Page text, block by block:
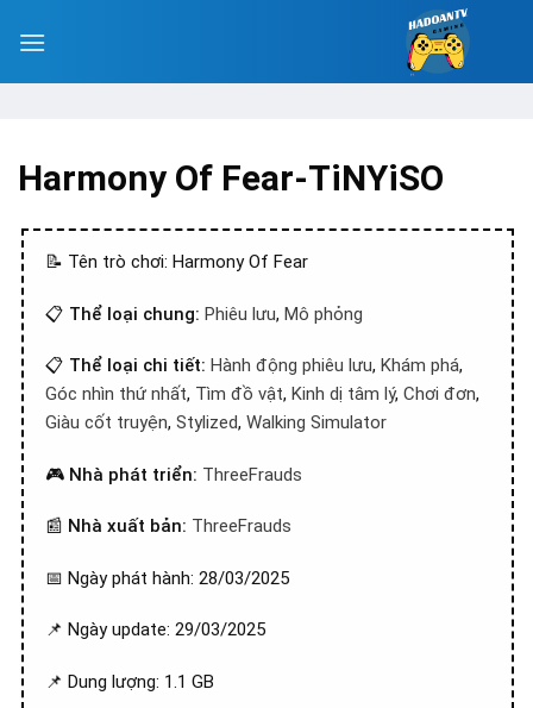
Harmony Of Fear-TiNYiSO
📝 Tên trò chơi: Harmony Of Fear
📋 Thể loại chung: Phiêu lưu, Mô phỏng
📋 Thể loại chi tiết: Hành động phiêu lưu, Khám phá,
Góc nhìn thứ nhất, Tìm đồ vật, Kinh dị tâm lý, Chơi đơn,
Giàu cốt truyện, Stylized, Walking Simulator
🎮 Nhà phát triển: ThreeFrauds
📰 Nhà xuất bản: ThreeFrauds
📅 Ngày phát hành: 28/03/2025
📌 Ngày update: 29/03/2025
📌 Dung lượng: 1.1 GB